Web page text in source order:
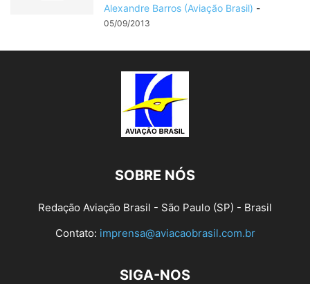
Alexandre Barros (Aviação Brasil) -
05/09/2013
SOBRE NÓS
Redação Aviação Brasil - São Paulo (SP) - Brasil
Contato: imprensa@aviacaobrasil.com.br
SIGA-NOS